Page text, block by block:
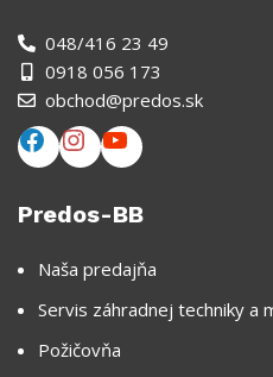
048/416 23 49
0918 056 173
obchod@predos.sk
Predos-BB
Naša predajňa
Servis záhradnej techniky a
Požičovňa